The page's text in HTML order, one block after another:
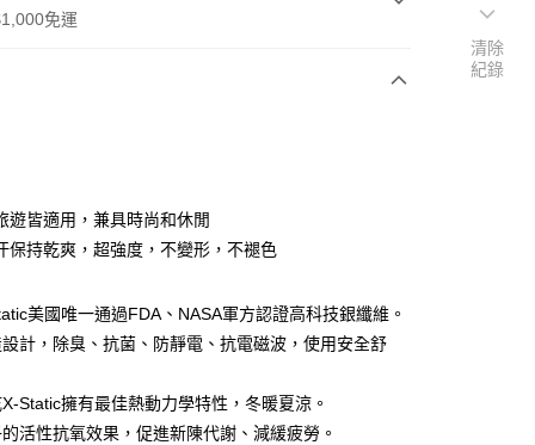
免運
款
後付
先享後付」】
遊皆適用，兼具時尚和休閒
保持乾爽，超強度，不變形，不褪色
美國唯一通過FDA、NASA軍方認證高科技銀纖維。
計，除臭、抗菌、防靜電、抗電磁波，使用安全舒
Static擁有最佳熱動力學特性，冬暖夏涼。
活性抗氧效果，促進新陳代謝、減緩疲勞。
清除
紀錄